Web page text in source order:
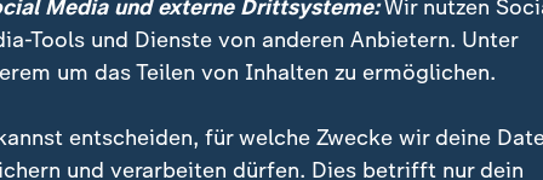
dies nur zu gut, 2019 wurde hier zuletzt regulär
zwar einen neuen Vertrag erhalten, der jedoch eine
noch zu findenden Partnerstrecke beinhaltet. Dies
sein, aber auch das niederländische Zandvoort
Media und externe Drittsysteme:Wir nutzen
Tools und Dienste von anderen Anbietern. Unter
um das Teilen von Inhalten zu ermöglichen.
entscheiden, für welche Zwecke wir deine
und verarbeiten dürfen. Dies betrifft nur dein